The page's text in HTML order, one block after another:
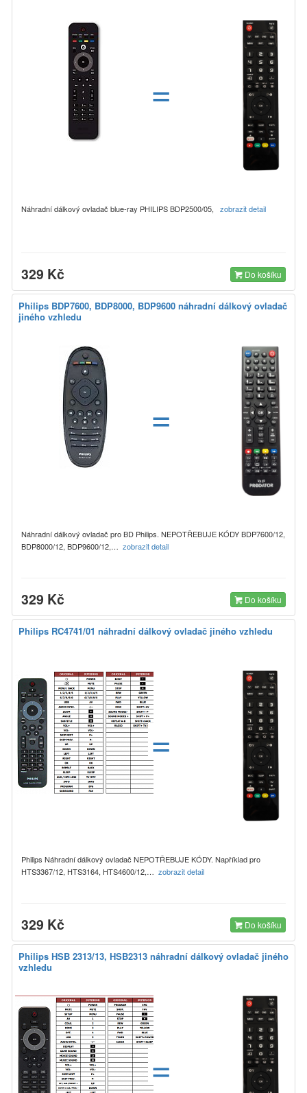
=
Náhradní dálkový ovladač blue-ray PHILIPS BDP2500/05, zobrazit detail
329 Kč Do košíku
Philips BDP7600, BDP8000, BDP9600 náhradní dálkový ovladač
jiného vzhledu
=
Náhradní dálkový ovladač pro BD Philips. NEPOTŘEBUJE KÓDY BDP7600/12,
BDP8000/12, BDP9600/12,… zobrazit detail
329 Kč Do košíku
Philips RC4741/01 náhradní dálkový ovladač jiného vzhledu
=
Philips Náhradní dálkový ovladač NEPOTŘEBUJE KÓDY. Například pro
HTS3367/12, HTS3164, HTS4600/12,… zobrazit detail
329 Kč Do košíku
Philips HSB 2313/13, HSB2313 náhradní dálkový ovladač jiného
vzhledu
=